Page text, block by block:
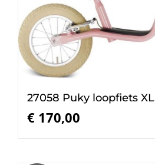
27058 Puky loopfiets XL
€ 170,00